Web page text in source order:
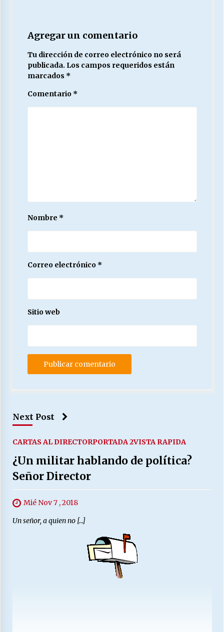
Agregar un comentario
Tu dirección de correo electrónico no será
publicada. Los campos requeridos están
marcados *
Comentario *
Nombre *
Correo electrónico *
Sitio web
Next Post
CARTAS AL DIRECTORPORTADA 2VISTA RAPIDA
¿Un militar hablando de política?
Señor Director
Mié Nov 7 , 2018
Un señor, a quien no […]